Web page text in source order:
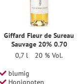
Giffard Fleur de Sureau
Sauvage 20% 0.70
0,7 l
20 % Vol.
blumig
Honignoten